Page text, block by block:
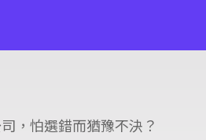
，怕選錯而猶豫不決？